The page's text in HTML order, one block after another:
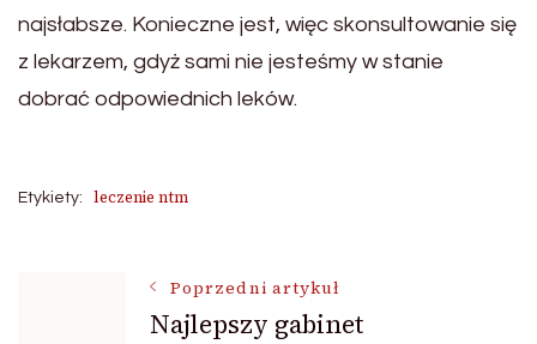
najsłabsze. Konieczne jest, więc skonsultowanie się
z lekarzem, gdyż sami nie jesteśmy w stanie
dobrać odpowiednich leków.
Etykiety: leczenie ntm
NawigacjaPoprzedni artykuł
Najlepszy gabinet